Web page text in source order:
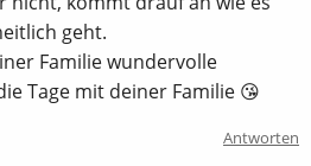
geht.
Familie wundervolle
Tage mit deiner Familie 😘
Antworten